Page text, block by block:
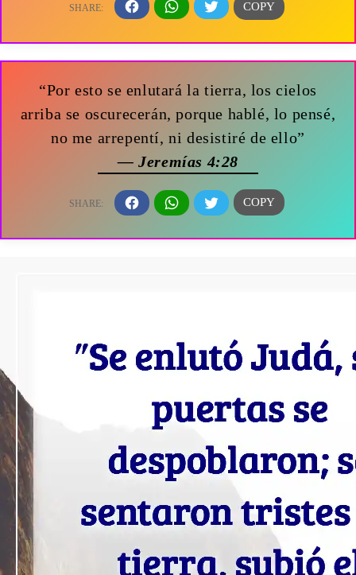
“Por esto se enlutará la tierra, los cielos
arriba se oscurecerán, porque hablé, lo pensé,
no me arrepentí, ni desistiré de ello”
— Jeremías 4:28